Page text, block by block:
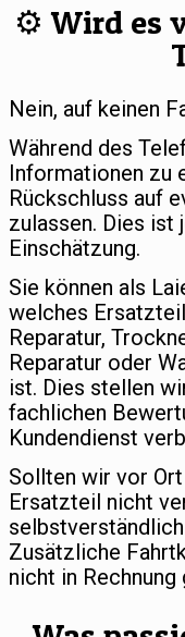
⚙️ Wird es
Nein, auf keinen
Während des
Informationen zu
Rückschluss auf
zulassen. Dies ist
Einschätzung.
Sie können als
welches
Reparatur,
Reparatur oder
ist. Dies stellen
fachlichen
Kundendienst
Sollten wir vor
Ersatzteil nicht
Zusätzliche
nicht in